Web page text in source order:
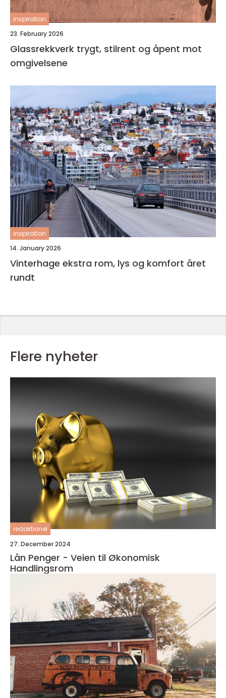
inspiration
23. February 2026
Glassrekkverk trygt, stilrent og åpent mot
omgivelsene
inspiration
14. January 2026
Vinterhage ekstra rom, lys og komfort året
rundt
Flere nyheter
redaktionel
27. December 2024
Lån Penger - Veien til Økonomisk
Handlingsrom